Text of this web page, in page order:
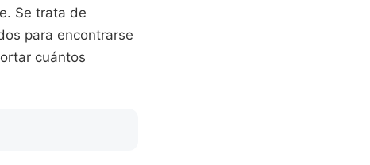
Se trata de
para encontrarse
cuántos